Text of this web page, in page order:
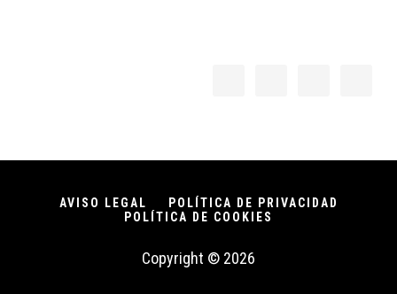
AVISO LEGAL
POLÍTICA DE PRIVACIDAD
POLÍTICA DE COOKIES
Copyright © 2026